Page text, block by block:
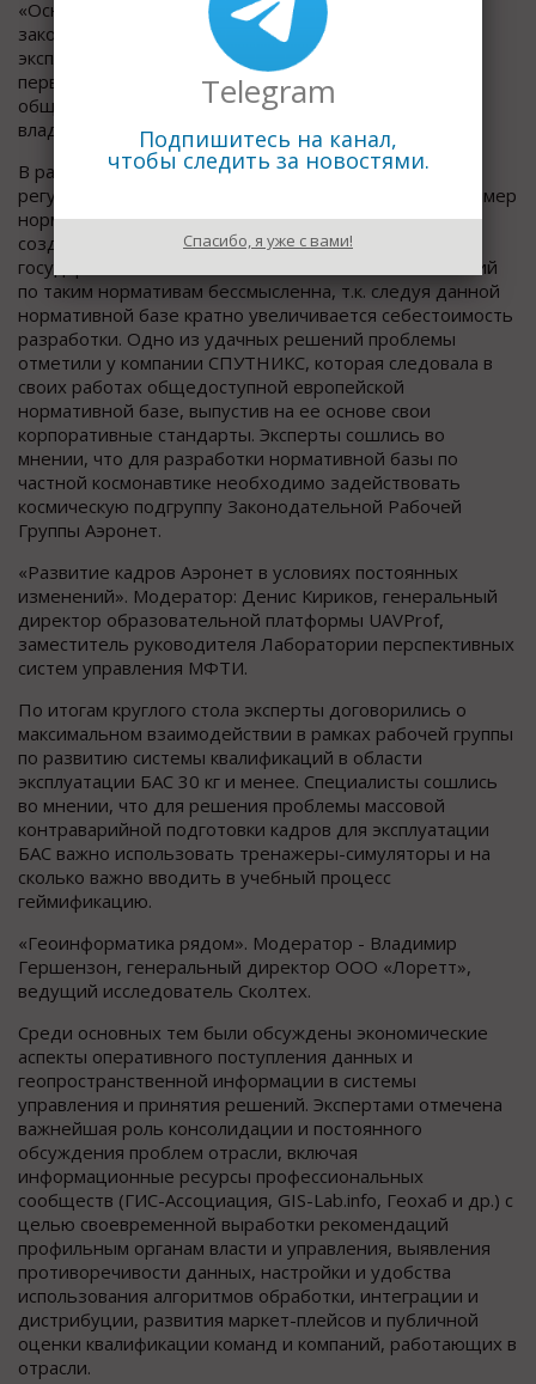
«Основные направления совершенствования работы
законодательства, регулирующего производство и
эксплуатацию БАС». Модератор: Андрей Шнырев,
первый вице-президент межрегиональной
общественной организации пилотов и граждан-
владельцев воздушных судов.
В рамках обсуждения вопросов нормативного
регулирования на Съезде было отмечено, что, например
нормативы ГК «Роскосмос» актуальны для компаний,
создающих технику исключительно для
государственного заказчика. Работа частных компаний
по таким нормативам бессмысленна, т.к. следуя данной
нормативной базе кратно увеличивается себестоимость
разработки. Одно из удачных решений проблемы
отметили у компании СПУТНИКС, которая следовала в
своих работах общедоступной европейской
нормативной базе, выпустив на ее основе свои
корпоративные стандарты. Эксперты сошлись во
мнении, что для разработки нормативной базы по
частной космонавтике необходимо задействовать
космическую подгруппу Законодательной Рабочей
Группы Аэронет.
«Развитие кадров Аэронет в условиях постоянных
изменений». Модератор: Денис Кириков, генеральный
директор образовательной платформы UAVProf,
заместитель руководителя Лаборатории перспективных
систем управления МФТИ.
По итогам круглого стола эксперты договорились о
максимальном взаимодействии в рамках рабочей группы
по развитию системы квалификаций в области
эксплуатации БАС 30 кг и менее. Специалисты сошлись
во мнении, что для решения проблемы массовой
контраварийной подготовки кадров для эксплуатации
БАС важно использовать тренажеры-симуляторы и на
сколько важно вводить в учебный процесс
геймификацию.
«Геоинформатика рядом». Модератор - Владимир
Гершензон, генеральный директор ООО «Лоретт»,
ведущий исследователь Сколтех.
Среди основных тем были обсуждены экономические
аспекты оперативного поступления данных и
геопространственной информации в системы
управления и принятия решений. Экспертами отмечена
важнейшая роль консолидации и постоянного
обсуждения проблем отрасли, включая
информационные ресурсы профессиональных
сообществ (ГИС-Ассоциация, GIS-Lab.info, Геохаб и др.) с
целью своевременной выработки рекомендаций
профильным органам власти и управления, выявления
противоречивости данных, настройки и удобства
использования алгоритмов обработки, интеграции и
дистрибуции, развития маркет-плейсов и публичной
оценки квалификации команд и компаний, работающих в
отрасли.
Telegram
Подпишитесь на канал,
чтобы следить за новостями.
Спасибо, я уже с вами!